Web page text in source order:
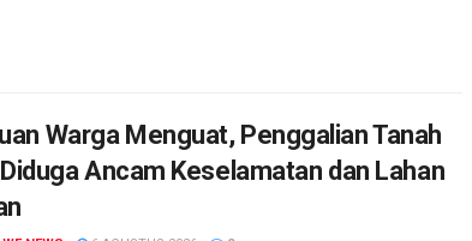
Warga Menguat, Penggalian Tanah
Ancam Keselamatan dan Lahan